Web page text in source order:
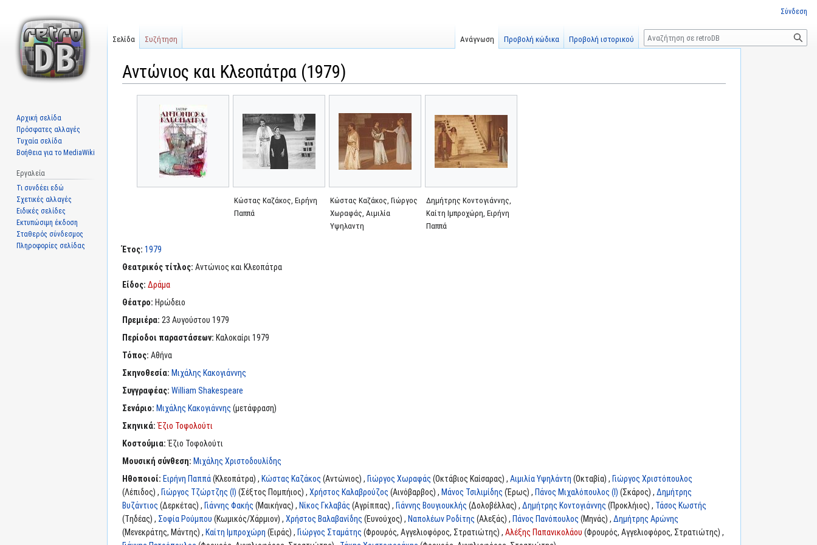
Αντώνιος και Κλεοπάτρα (1979)
Κώστας Καζάκος, Ειρήνη
Παππά
Κώστας Καζάκος, Γιώργος
Χωραφάς, Αιμιλία
Υψηλαντη
Δημήτρης Κοντογιάννης,
Καίτη Ιμπροχώρη, Ειρήνη
Παππά
Έτος: 1979
Θεατρικός τίτλος: Αντώνιος και Κλεοπάτρα
Είδος: Δράμα
Θέατρο: Ηρώδειο
Πρεμιέρα: 23 Αυγούστου 1979
Περίοδοι παραστάσεων: Καλοκαίρι 1979
Τόπος: Αθήνα
Σκηνοθεσία: Μιχάλης Κακογιάννης
Συγγραφέας: William Shakespeare
Σενάριο: Μιχάλης Κακογιάννης (μετάφραση)
Σκηνικά: Έζιο Τοφολούτι
Κοστούμια:Έζιο Τοφολούτι
Μουσική σύνθεση: Μιχάλης Χριστοδουλίδης
Ηθοποιοί: Ειρήνη Παππά(Κλεοπάτρα) , Κώστας Καζάκος (Αντώνιος) , Γιώργος Χωραφάς (Οκτάβιος Καίσαρας) , Αιμιλία Υψηλάντη (Οκταβία) , Γιώργος Χριστόπουλος
(Λέπιδος) , Γιώργος Τζώρτζης (I) (Σέξτος Πομπήιος) , Χρήστος Καλαβρούζος (Αινόβαρβος) , Μάνος Τσιλιμίδης (Έρως) , Πάνος Μιχαλόπουλος (I) (Σκάρος) , Δημήτρης
Βυζάντιος (Δερκέτας) , Γιάννης Φακής (Μαικήνας) , Νίκος Γκλαβάς (Αγρίππας) , Γιάννης Βουγιουκλής (Δολοβέλλας) , Δημήτρης Κοντογιάννης (Προκλήιος) , Τάσος Κωστής
(Tηδέας) , Σοφία Ρούμπου (Κωμικός/Χάρμιον) , Χρήστος Βαλαβανίδης (Ευνούχος) , Ναπολέων Ροδίτης (Αλεξάς) , Πάνος Πανόπουλος (Μηνάς) , Δημήτρης Αρώνης
(Μενεκράτης, Μάντης) , Καίτη Ιμπροχώρη (Ειράς) , Γιώργος Σταμάτης (Φρουρός, Αγγελιοφόρος, Στρατιώτης) , Αλέξης Παπανικολάου (Φρουρός, Αγγελιοφόρος, Στρατιώτης) ,
Σύνδεση
Σελίδα Συζήτηση Ανάγνωση Προβολή κώδικα Προβολή ιστορικού
Αναζήτηση
Αρχική σελίδα
Πρόσφατες αλλαγές
Τυχαία σελίδα
Βοήθεια για το MediaWiki
Εργαλεία
Τι συνδέει εδώ
Σχετικές αλλαγές
Ειδικές σελίδες
Εκτυπώσιμη έκδοση
Σταθερός σύνδεσμος
Πληροφορίες σελίδας